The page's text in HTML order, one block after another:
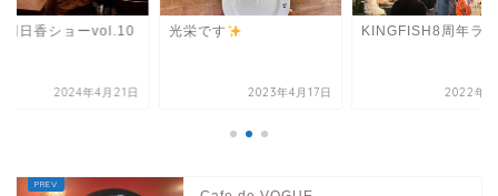
明日香ショーvol.10
2024年4月21日
光栄です
2023年4月17日
KINGFISH8周年ラ
2022年5